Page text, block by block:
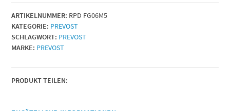
Metrisches
IG
=
M5
|
Rohr
mit
ARTIKELNUMMER: RPD FG06M5
KATEGORIE: PREVOST
SCHLAGWORT: PREVOST
MARKE: PREVOST
PRODUKT TEILEN: